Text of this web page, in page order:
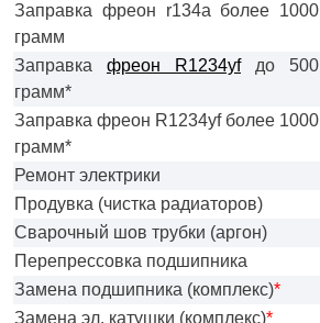
Заправка фреон r134a более 1000
грамм
Заправка фреон R1234yfдо 500
грамм*
Заправка фреон R1234yf более 1000
грамм*
Ремонт электрики
Продувка (чистка радиаторов)
Сварочный шов трубки (аргон)
Перепрессовка подшипника
Замена подшипника (комплекс)*
Замена эл. катушки (комплекс)*